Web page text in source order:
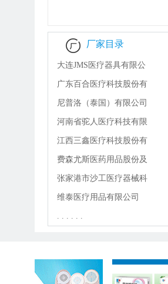
厂家目录
大连JMS医疗器具有限公
司
广东百合医疗科技股份有
限公司
尼普洛（泰国）有限公司
Nipro （Thailand）
Corporation Limited
河南省驼人医疗科技有限
公司
江西三鑫医疗科技股份有
限公司
费森尤斯医药用品股份及
两合公司Fresenius Medical
Care AG & Co. KGaA
张家港市沙工医疗器械科
技发展有限公司
维泰医疗用品有限公司
Vital Healthcare Sdn. Bhd.
. . . . . .